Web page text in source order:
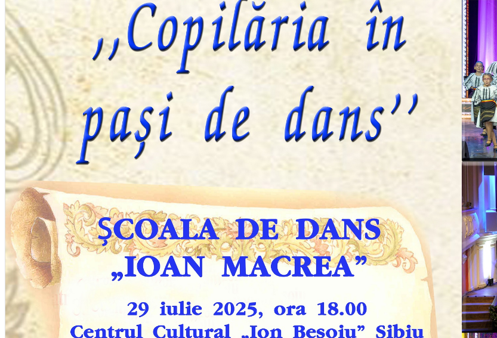
English